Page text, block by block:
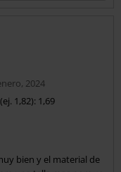
2024
1,82): 1,69
bien y el material de